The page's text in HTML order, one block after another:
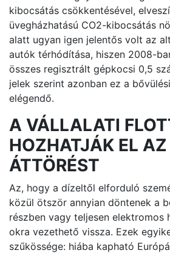
kibocsátás csökkentésével,
üvegházhatású CO2-kibocsátás
alatt ugyan igen jelentős volt az
autók térhódítása, hiszen 2008-
összes regisztrált gépkocsi 0,5
jelek szerint azonban ez a
elégendő.
A VÁLLALATI
HOZHATJÁK EL
ÁTTÖRÉST
Az, hogy a dízeltől elforduló
közül ötször annyian döntenek a
részben vagy teljesen elektromos
okra vezethető vissza. Ezek
szűkössége: hiába kapható